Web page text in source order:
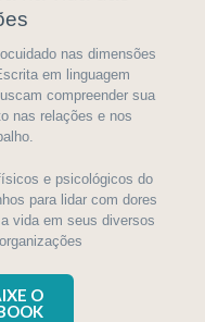
nas dimensões
em linguagem
compreender sua
nas relações e nos
e psicológicos do
para lidar com dores
vida em seus diversos
O